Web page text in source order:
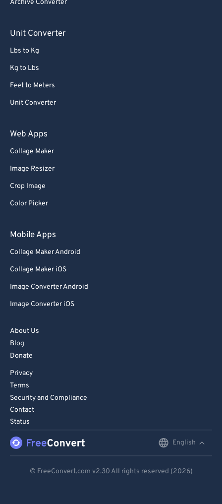
Archive Converter
Unit Converter
Lbs to Kg
Kg to Lbs
Feet to Meters
Unit Converter
Web Apps
Collage Maker
Image Resizer
Crop Image
Color Picker
Mobile Apps
Collage Maker Android
Collage Maker iOS
Image Converter Android
Image Converter iOS
About Us
Blog
Donate
Privacy
Terms
Security and Compliance
Contact
Status
English
© FreeConvert.com v2.30 All rights reserved (2026)